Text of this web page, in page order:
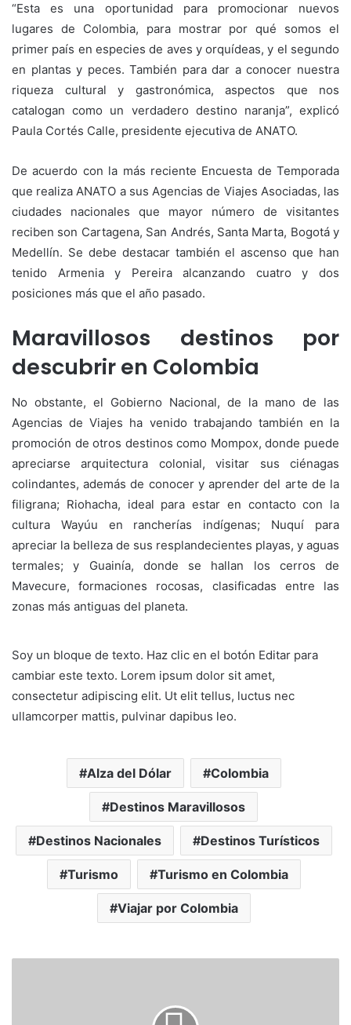
“Esta es una oportunidad para promocionar nuevos
lugares de Colombia, para mostrar por qué somos el
primer país en especies de aves y orquídeas, y el segundo
en plantas y peces. También para dar a conocer nuestra
riqueza cultural y gastronómica, aspectos que nos
catalogan como un verdadero destino naranja”, explicó
Paula Cortés Calle, presidente ejecutiva de ANATO.
De acuerdo con la más reciente Encuesta de Temporada
que realiza ANATO a sus Agencias de Viajes Asociadas, las
ciudades nacionales que mayor número de visitantes
reciben son Cartagena, San Andrés, Santa Marta, Bogotá y
Medellín. Se debe destacar también el ascenso que han
tenido Armenia y Pereira alcanzando cuatro y dos
posiciones más que el año pasado.
Maravillosos destinos por
descubrir en Colombia
No obstante, el Gobierno Nacional, de la mano de las
Agencias de Viajes ha venido trabajando también en la
promoción de otros destinos como Mompox, donde puede
apreciarse arquitectura colonial, visitar sus ciénagas
colindantes, además de conocer y aprender del arte de la
filigrana; Riohacha, ideal para estar en contacto con la
cultura Wayúu en rancherías indígenas; Nuquí para
apreciar la belleza de sus resplandecientes playas, y aguas
termales; y Guainía, donde se hallan los cerros de
Mavecure, formaciones rocosas, clasificadas entre las
zonas más antiguas del planeta.
Soy un bloque de texto. Haz clic en el botón Editar para
cambiar este texto. Lorem ipsum dolor sit amet,
consectetur adipiscing elit. Ut elit tellus, luctus nec
ullamcorper mattis, pulvinar dapibus leo.
Alza del Dólar Colombia
Destinos Maravillosos
Destinos Nacionales Destinos Turísticos
Turismo Turismo en Colombia
Viajar por Colombia